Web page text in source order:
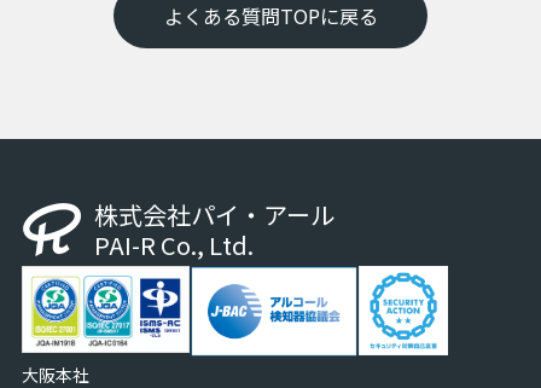
よくある質問TOPに戻る
株式会社パイ・アール
PAI-R Co., Ltd.
大阪本社